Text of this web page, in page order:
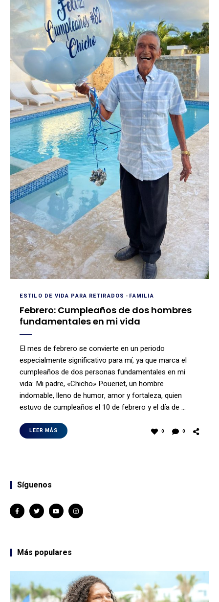
ESTILO DE VIDA PARA RETIRADOS - FAMILIA
Febrero: Cumpleaños de dos hombres
fundamentales en mi vida
El mes de febrero se convierte en un periodo
especialmente significativo para mí, ya que marca el
cumpleaños de dos personas fundamentales en mi
vida: Mi padre, «Chicho» Poueriet, un hombre
indomable, lleno de humor, amor y fortaleza, quien
estuvo de cumpleaños el 10 de febrero y el día de …
LEER MÁS 0 0
Síguenos
Más populares